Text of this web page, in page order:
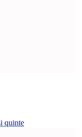
quinte